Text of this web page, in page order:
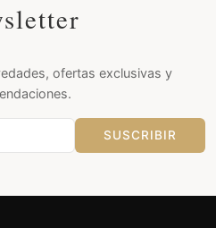
ofertas exclusivas y
SUSCRIBIR